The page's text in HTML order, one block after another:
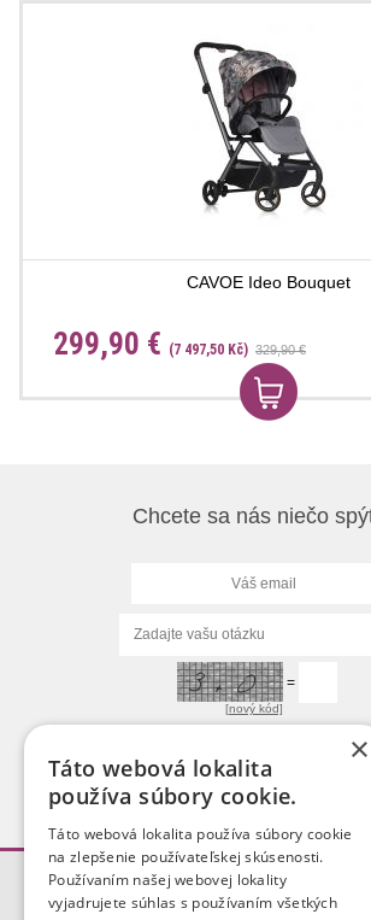
CAVOE Ideo Bouquet
299,90 € (7 497,50 Kč) 329,90 €
Chcete sa nás niečo
[nový kód]
=
×
Táto webová lokalita
používa súbory cookie.
Táto webová lokalita používa súbory cookie
na zlepšenie používateľskej skúsenosti.
Používaním našej webovej lokality
vyjadrujete súhlas s používaním všetkých